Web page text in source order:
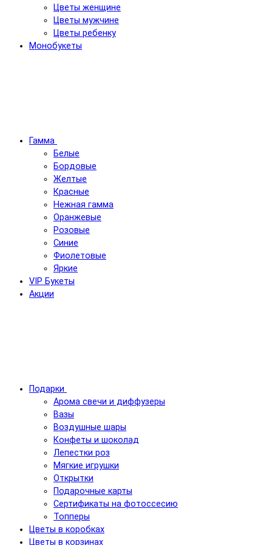
Цветы женщине
Цветы мужчине
Цветы ребенку
Монобукеты
Гамма
Белые
Бордовые
Желтые
Красные
Нежная гамма
Оранжевые
Розовые
Синие
Фиолетовые
Яркие
VIP Букеты
Акции
Подарки
Арома свечи и диффузеры
Вазы
Воздушные шары
Конфеты и шоколад
Лепестки роз
Мягкие игрушки
Открытки
Подарочные карты
Сертификаты на фотоссесию
Топперы
Цветы в коробках
Цветы в корзинах